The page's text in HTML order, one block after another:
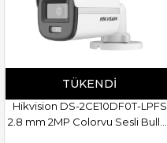
TÜKENDI
Hikvision DS-2CE10DF0T-LPFS
2.8 mm 2MP Colorvu Sesli Bullet